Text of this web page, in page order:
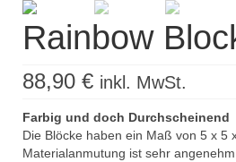
Rainbow
88,90 € inkl. MwSt.
Farbig und doch Durchscheinend
Die Blöcke haben ein Maß von 5 x 5
Materialanmutung ist sehr